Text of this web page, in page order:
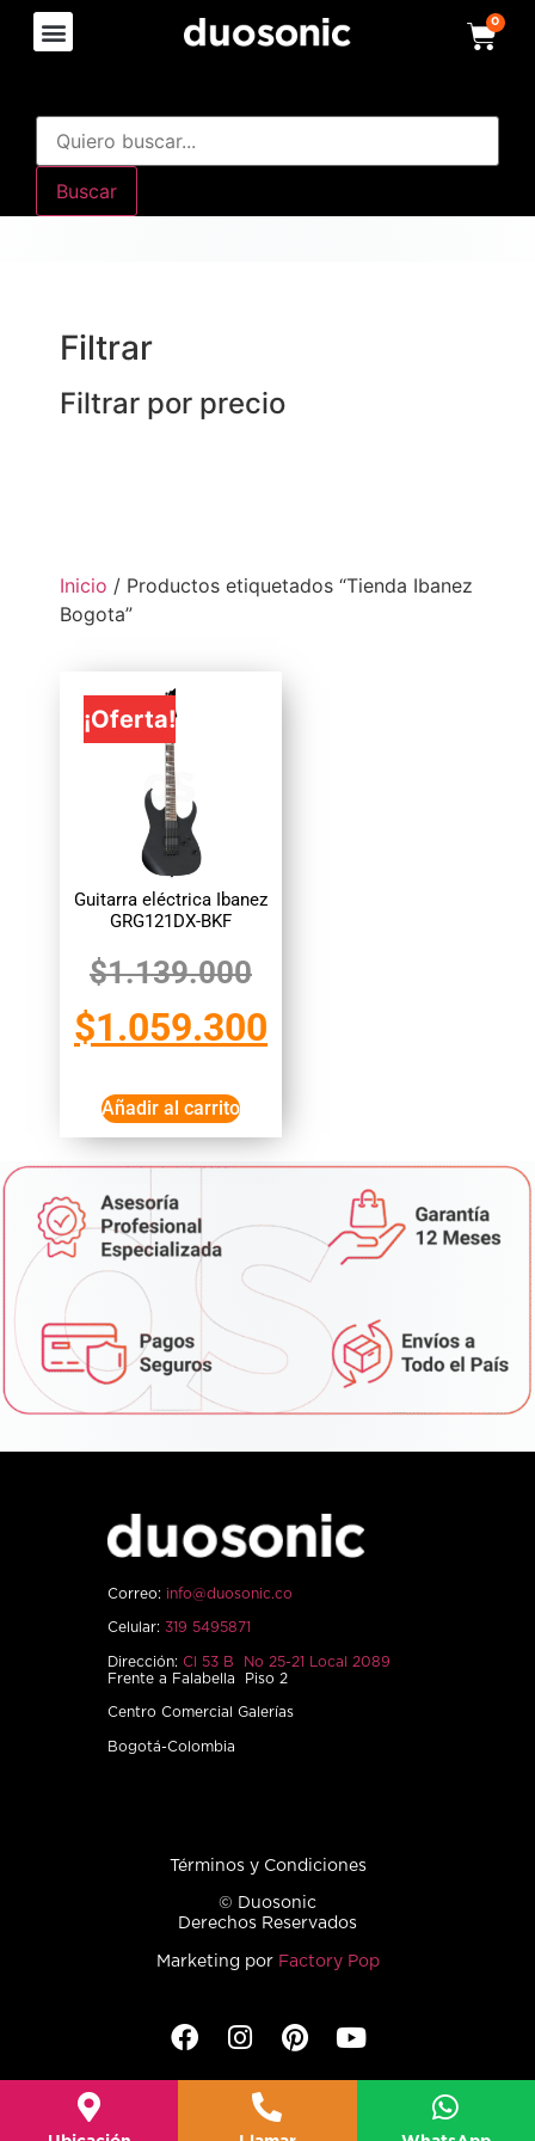
0
Buscar
Filtrar
Filtrar por precio
Inicio / Productos etiquetados “Tienda Ibanez
Bogota”
¡Oferta!
Guitarra eléctrica Ibanez
GRG121DX-BKF
$1.139.000
$1.059.300
Añadir al carrito
Correo: info@duosonic.co
Celular: 319 5495871
Dirección: Cl 53 B No 25-21 Local 2089
Frente a Falabella Piso 2
Centro Comercial Galerías
Bogotá-Colombia
Términos y Condiciones
© Duosonic
Derechos Reservados
Marketing por Factory Pop